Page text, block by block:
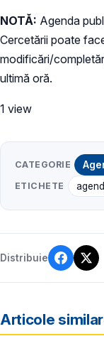
NOTĂ: Agenda
Cercetării poate
modificări/
ultimă oră.
1 view
CATEGORIE
ETICHETE
Distribuie
Articole